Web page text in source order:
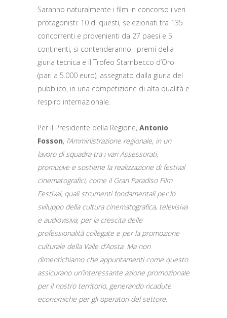
Saranno naturalmente i film in concorso i veri
protagonisti: 10 di questi, selezionati tra 135
concorrenti e provenienti da 27 paesi e 5
continenti, si contenderanno i premi della
giuria tecnica e il Trofeo Stambecco d’Oro
(pari a 5.000 euro), assegnato dalla giuria del
pubblico, in una competizione di alta qualità e
respiro internazionale.
Per il Presidente della Regione, Antonio
Fosson, l’Amministrazione regionale, in un
lavoro di squadra tra i vari Assessorati,
promuove e sostiene la realizzazione di festival
cinematografici, come il Gran Paradiso Film
Festival, quali strumenti fondamentali per lo
sviluppo della cultura cinematografica, televisiva
e audiovisiva, per la crescita delle
professionalità collegate e per la promozione
culturale della Valle d’Aosta. Ma non
dimentichiamo che appuntamenti come questo
assicurano un’interessante azione promozionale
per il nostro territorio, generando ricadute
economiche per gli operatori del settore.